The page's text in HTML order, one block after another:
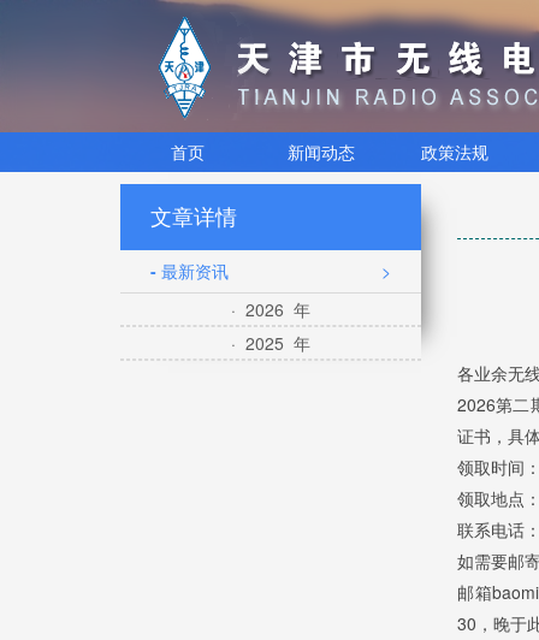
首页 新闻动态 政策法规
文章详情
- 最新资讯
>
· 2026 年
· 2025 年
各业余无
2026第二
证书，具
领取时间
领取地点
联系电话
如需要邮
邮箱
30，晚于